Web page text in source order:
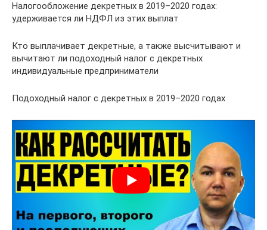
Налогообложение декретных в 2019–2020 годах:
удерживается ли НДФЛ из этих выплат
Кто выплачивает декретные, а также высчитывают и
вычитают ли подоходный налог с декретных
индивидуальные предприниматели
Подоходный налог с декретных в 2019–2020 годах